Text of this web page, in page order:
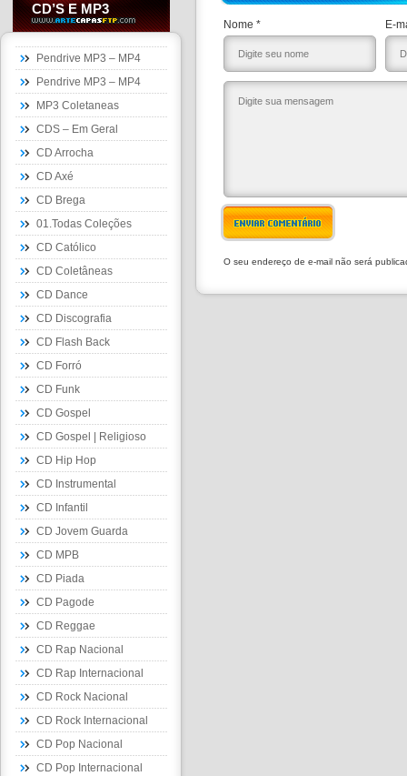
CD’S E MP3
Pendrive MP3 – MP4
Pendrive MP3 – MP4
MP3 Coletaneas
CDS – Em Geral
CD Arrocha
CD Axé
CD Brega
01.Todas Coleções
CD Católico
CD Coletâneas
CD Dance
CD Discografia
CD Flash Back
CD Forró
CD Funk
CD Gospel
CD Gospel | Religioso
CD Hip Hop
CD Instrumental
CD Infantil
CD Jovem Guarda
CD MPB
CD Piada
CD Pagode
CD Reggae
CD Rap Nacional
CD Rap Internacional
CD Rock Nacional
CD Rock Internacional
CD Pop Nacional
CD Pop Internacional
Nome * E-
ENVIAR COMENTÁRIO
O seu endereço de e-mail não será